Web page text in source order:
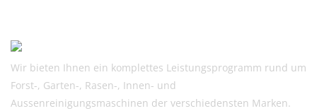
Wir bieten Ihnen ein komplettes Leistungsprogramm rund um
Forst-, Garten-, Rasen-, Innen- und
Aussenreinigungsmaschinen der verschiedensten Marken.